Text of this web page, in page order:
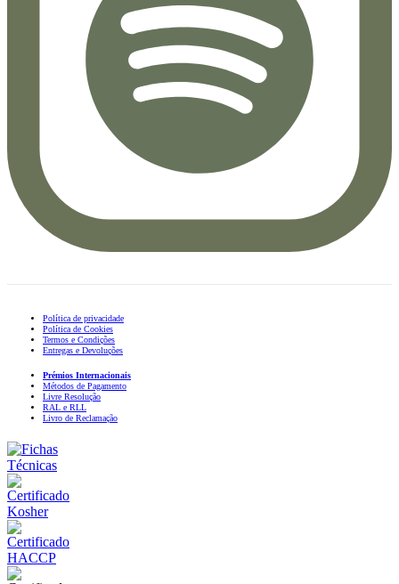
Política de privacidade
Política de Cookies
Termos e Condições
Entregas e Devoluções
Prémios Internacionais
Métodos de Pagamento
Livre Resolução
RAL e RLL
Livro de Reclamação